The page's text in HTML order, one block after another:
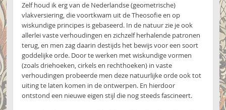
Zelf houd ik erg van de Nederlandse (geometrische)
vlakversiering, die voortkwam uit de Theosofie en op
wiskundige principes is gebaseerd. In de natuur zie je ook
allerlei vaste verhoudingen en zichzelf herhalende patronen
terug, en men zag daarin destijds het bewijs voor een soort
goddelijke orde. Door te werken met wiskundige vormen
(zoals driehoeken, cirkels en rechthoeken) in vaste
verhoudingen probeerde men deze natuurlijke orde ook tot
uiting te laten komen in de ontwerpen. En hierdoor
ontstond een nieuwe eigen stijl die nog steeds fascineert.